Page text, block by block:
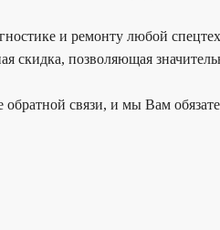
и ремонту любой
скидка, позволяющая
связи, и мы Вам